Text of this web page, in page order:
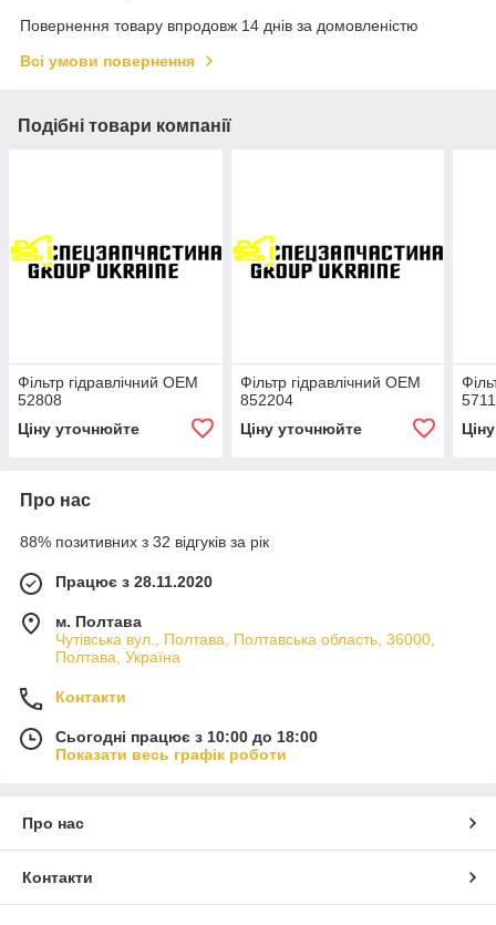
Повернення товару впродовж 14 днів за домовленістю
Всі умови повернення
Подібні товари компанії
Фільтр гідравлічний OEM
52808
Ціну уточнюйте
Фільтр гідравлічний OEM
852204
Ціну уточнюйте
Про нас
88% позитивних з 32 відгуків за рік
Працює з 28.11.2020
м. Полтава
Чутівська вул., Полтава, Полтавська область, 36000,
Полтава, Україна
Контакти
Сьогодні працює з 10:00 до 18:00
Показати весь графік роботи
Про нас
Контакти